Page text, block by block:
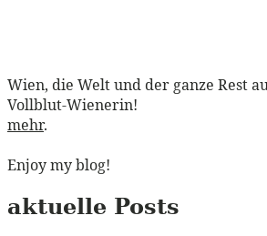
Wien, die Welt und der ganze Rest
Vollblut-Wienerin!
mehr.
Enjoy my blog!
aktuelle Posts